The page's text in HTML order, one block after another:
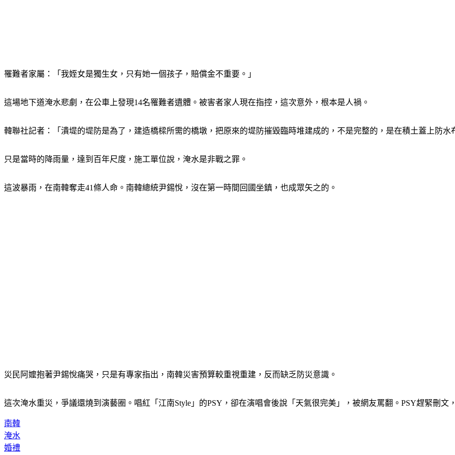
罹難者家屬：「我姪女是獨生女，只有她一個孩子，賠償金不重要。」
這場地下道淹水悲劇，在公車上發現14名罹難者遺體。被害者家人現在指控，這次意外，根本是人禍。
韓聯社記者：「潰堤的堤防是為了，建造橋樑所需的橋墩，把原來的堤防摧毀臨時堆建成的，不是完整的，是在積土蓋上防水
只是當時的降雨量，達到百年尺度，施工單位說，淹水是非戰之罪。
這波暴雨，在南韓奪走41條人命。南韓總統尹錫悅，沒在第一時間回國坐鎮，也成眾矢之的。
災民阿嬤抱著尹錫悅痛哭，只是有專家指出，南韓災害預算較重視重建，反而缺乏防災意識。
這次淹水重災，爭議還燒到演藝圈。唱紅「江南Style」的PSY，卻在演唱會後說「天氣很完美」，被網友罵翻。PSY趕緊刪文
南韓
淹水
婚禮